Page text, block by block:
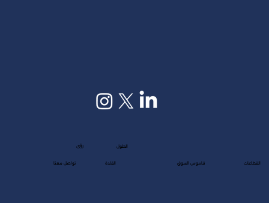
رؤى الحلول
تواصل معنا القادة قاموس السوق القطاعات